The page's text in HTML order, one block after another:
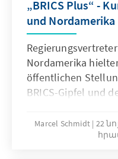
„BRICS Plus“ -
und Nordamerika
Nordamerika
öffentlichen
BRICS-Gipfel und
Beachtung wird
Zusammenhang
Marcel Schmidt 22